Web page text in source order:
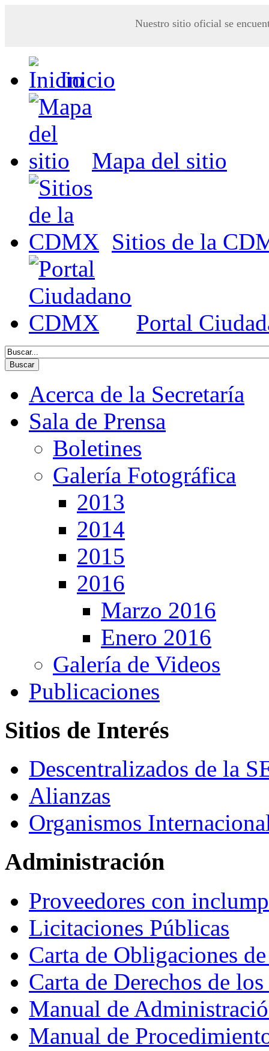
Nuestro sitio oficial se
Inicio
Mapa del sitio
Sitios de la
Portal
Acerca de la Secretaría
Sala de Prensa
Boletines
Galería Fotográfica
2013
2014
2015
2016
Marzo 2016
Enero 2016
Galería de Videos
Publicaciones
Sitios de Interés
Descentralizados de la
Alianzas
Organismos
Administración
Proveedores con
Licitaciones Públicas
Carta de Obligaciones
Carta de Derechos de
Manual de
Manual de